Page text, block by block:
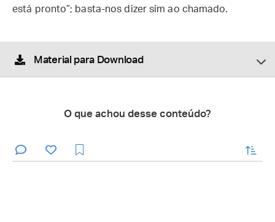
está pronto”; basta-nos dizer sim ao chamado.
Material para Download
O que achou desse conteúdo?
enviar